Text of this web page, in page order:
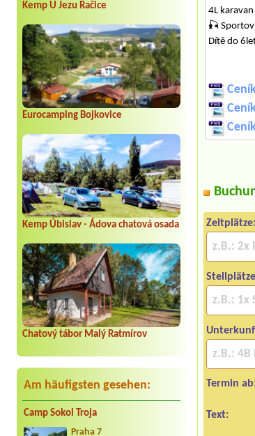
Kemp U Jezu Račice
Eurocamping Bojkovice
Kemp Úbislav - Ádova chatová osada
Chatový tábor Malý Ratmírov
Am häufigsten gesehen:
Camp Sokol Troja
Praha 7
4L
🎣
Dítě do
Zeltplätze:
Termin
Text: